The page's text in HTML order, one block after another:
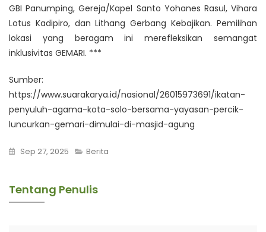
GBI Panumping, Gereja/Kapel Santo Yohanes Rasul, Vihara
Lotus Kadipiro, dan Lithang Gerbang Kebajikan. Pemilihan
lokasi yang beragam ini merefleksikan semangat
inklusivitas GEMARI. ***
Sumber:
https://www.suarakarya.id/nasional/26015973691/ikatan-
penyuluh-agama-kota-solo-bersama-yayasan-percik-
luncurkan-gemari-dimulai-di-masjid-agung
Sep 27, 2025 Berita
Tentang Penulis